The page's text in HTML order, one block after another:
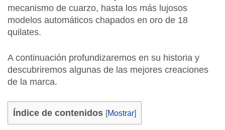
mecanismo de cuarzo, hasta los más lujosos
modelos automáticos chapados en oro de 18
quilates.
A continuación profundizaremos en su historia y
descubriremos algunas de las mejores creaciones
de la marca.
Índice de contenidos [Mostrar]